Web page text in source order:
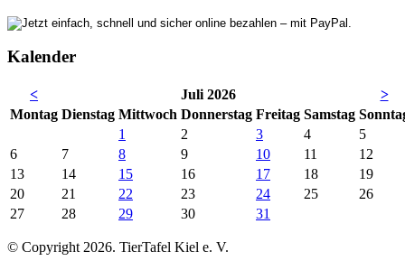
Kalender
< Juli 2026
>
Montag Dienstag Mittwoch Donnerstag Freitag Samstag So
1
2 3 4
5
6
7 8 9 10 11
12
13
14 15 16 17 18
19
20
21 22 23 24 25
26
27
28 29 30 31
© Copyright 2026. TierTafel Kiel e. V.